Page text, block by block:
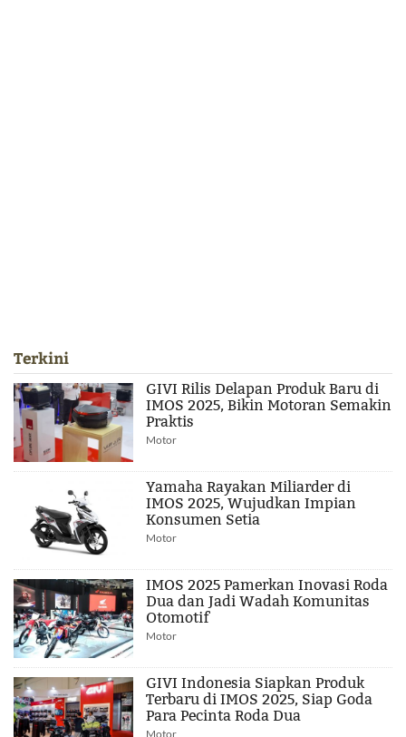
Terkini
GIVI Rilis Delapan Produk Baru di
IMOS 2025, Bikin Motoran Semakin
Praktis
Motor
Yamaha Rayakan Miliarder di
IMOS 2025, Wujudkan Impian
Konsumen Setia
Motor
IMOS 2025 Pamerkan Inovasi Roda
Dua dan Jadi Wadah Komunitas
Otomotif
Motor
GIVI Indonesia Siapkan Produk
Terbaru di IMOS 2025, Siap Goda
Para Pecinta Roda Dua
Motor